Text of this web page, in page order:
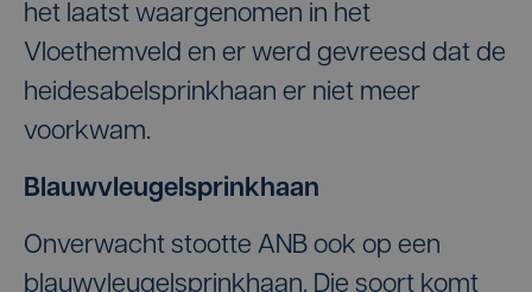
het laatst waargenomen in het
Vloethemveld en er werd gevreesd dat de
heidesabelsprinkhaan er niet meer
voorkwam.
Blauwvleugelsprinkhaan
Onverwacht stootte ANB ook op een
blauwvleugelsprinkhaan. Die soort komt